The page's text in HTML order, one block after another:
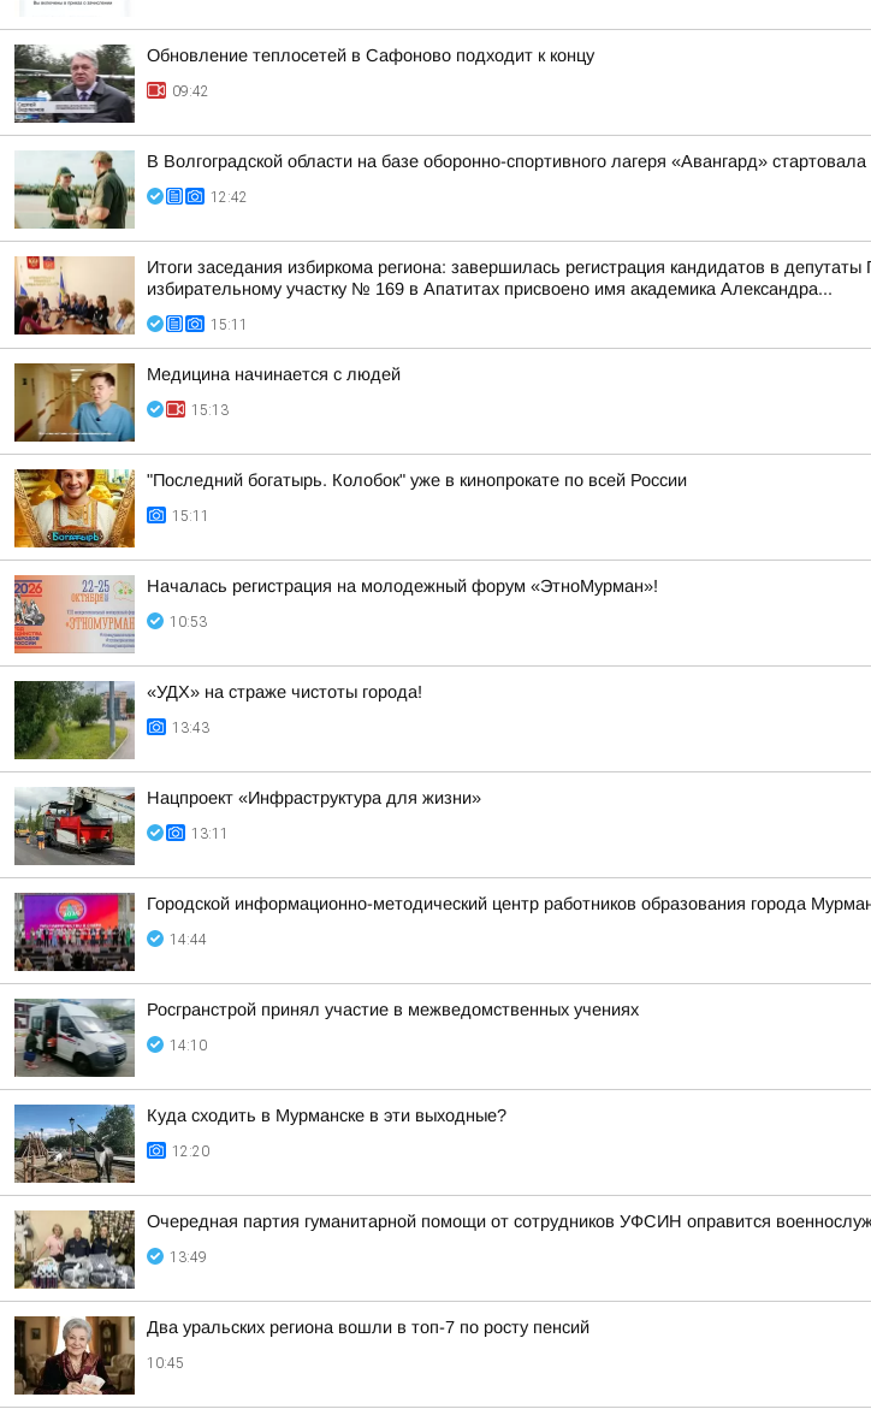
Обновление теплосетей в Сафоново подходит к концу
09:42
В Волгоградской области на базе оборонно-спортивного лагеря «Авангард»
12:42
Итоги заседания избиркома региона: завершилась регистрация кандидатов в
избирательному участку № 169 в Апатитах присвоено имя академика Александра...
15:11
Медицина начинается с людей
15:13
"Последний богатырь. Колобок" уже в кинопрокате по всей России
15:11
Началась регистрация на молодежный форум «ЭтноМурман»!
10:53
«УДХ» на страже чистоты города!
13:43
Нацпроект «Инфраструктура для жизни»
13:11
Городской информационно-методический центр работников образования города
14:44
Росгранстрой принял участие в межведомственных учениях
14:10
Куда сходить в Мурманске в эти выходные?
12:20
Очередная партия гуманитарной помощи от сотрудников УФСИН оправится
13:49
Два уральских региона вошли в топ-7 по росту пенсий
10:45